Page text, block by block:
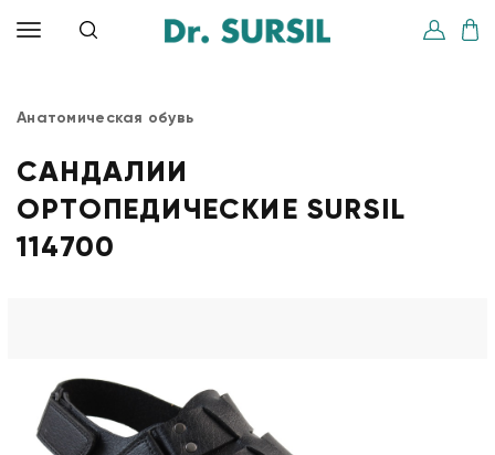
Анатомическая обувь
САНДАЛИИ
ОРТОПЕДИЧЕСКИЕ SURSIL
114700